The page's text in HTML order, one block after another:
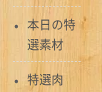
本日の特
選素材
特選肉